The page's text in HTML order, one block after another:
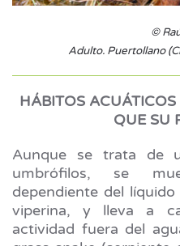
©
Adulto. Puertollano
HÁBITOS
QUE SU
Aunque se trata de
umbrófilos, se
dependiente del
viperina, y lleva a
actividad fuera del